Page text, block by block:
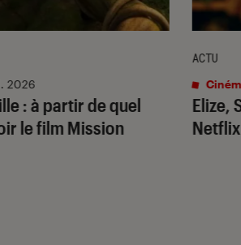
: à partir de quel
le film Mission
2026
Elize,
ACTU